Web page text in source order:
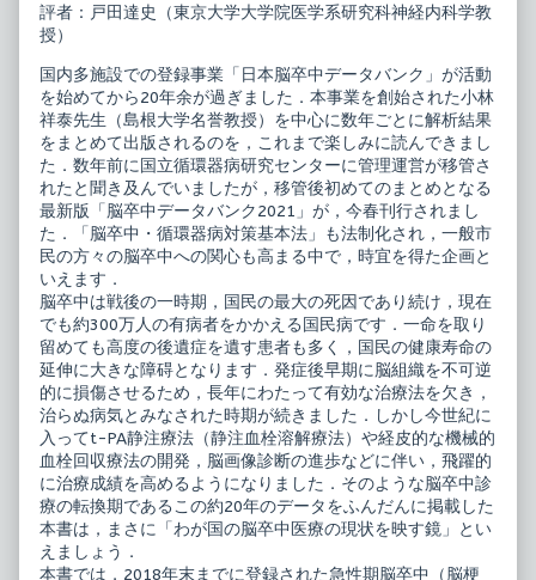
ン
ク
2021
published
on
脳
デ
ー
タ
バ
ン
ク
2021,
評者：戸田達史（東京大学大学院医学系研究科神経内科学教
授）
国内多施設での登録事業「日本脳卒中データバンク」が活動
を始めてから20年余が過ぎました．本事業を創始された小林
祥泰先生（島根大学名誉教授）を中心に数年ごとに解析結果
をまとめて出版されるのを，これまで楽しみに読んできまし
た．数年前に国立循環器病研究センターに管理運営が移管さ
れたと聞き及んでいましたが，移管後初めてのまとめとなる
最新版「脳卒中データバンク2021」が，今春刊行されまし
た．「脳卒中・循環器病対策基本法」も法制化され，一般市
民の方々の脳卒中への関心も高まる中で，時宜を得た企画と
いえます．
脳卒中は戦後の一時期，国民の最大の死因であり続け，現在
でも約300万人の有病者をかかえる国民病です．一命を取り
留めても高度の後遺症を遺す患者も多く，国民の健康寿命の
延伸に大きな障碍となります．発症後早期に脳組織を不可逆
的に損傷させるため，長年にわたって有効な治療法を欠き，
治らぬ病気とみなされた時期が続きました．しかし今世紀に
入ってt-PA静注療法（静注血栓溶解療法）や経皮的な機械的
血栓回収療法の開発，脳画像診断の進歩などに伴い，飛躍的
に治療成績を高めるようになりました．そのような脳卒中診
療の転換期であるこの約20年のデータをふんだんに掲載した
本書は，まさに「わが国の脳卒中医療の現状を映す鏡」とい
えましょう．
本書では，2018年末までに登録された急性期脳卒中（脳梗